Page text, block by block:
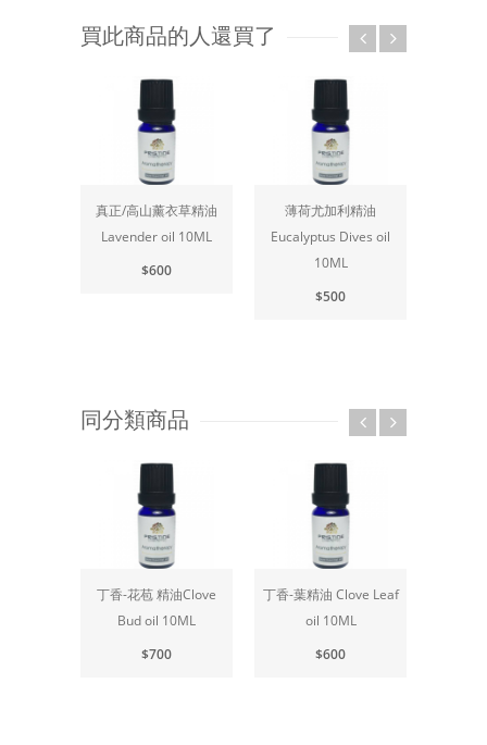
買此商品的人還買了
真正/高山薰衣草精油
Lavender oil 10ML
$600
薄荷尤加利精油
Eucalyptus Dives oil
10ML
$500
同分類商品
丁香-花苞 精油Clove
Bud oil 10ML
$700
丁香-葉精油 Clove Leaf
oil 10ML
$600